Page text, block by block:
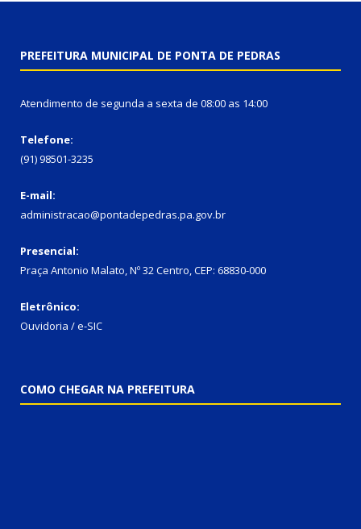
PREFEITURA MUNICIPAL DE PONTA DE PEDRAS
Atendimento de segunda a sexta de 08:00 as 14:00
Telefone:
(91) 98501-3235
E-mail:
administracao@pontadepedras.pa.gov.br
Presencial:
Praça Antonio Malato, Nº 32 Centro, CEP: 68830-000
Eletrônico:
Ouvidoria / e-SIC
COMO CHEGAR NA PREFEITURA